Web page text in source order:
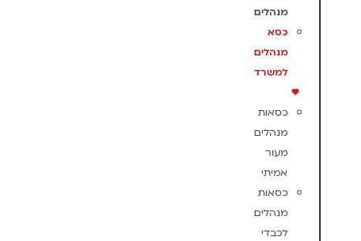
מנהלים
כסא
מנהלים
למשרד
כסאות
מנהלים
מעור
אמיתי
כסאות
מנהלים
לכבדי